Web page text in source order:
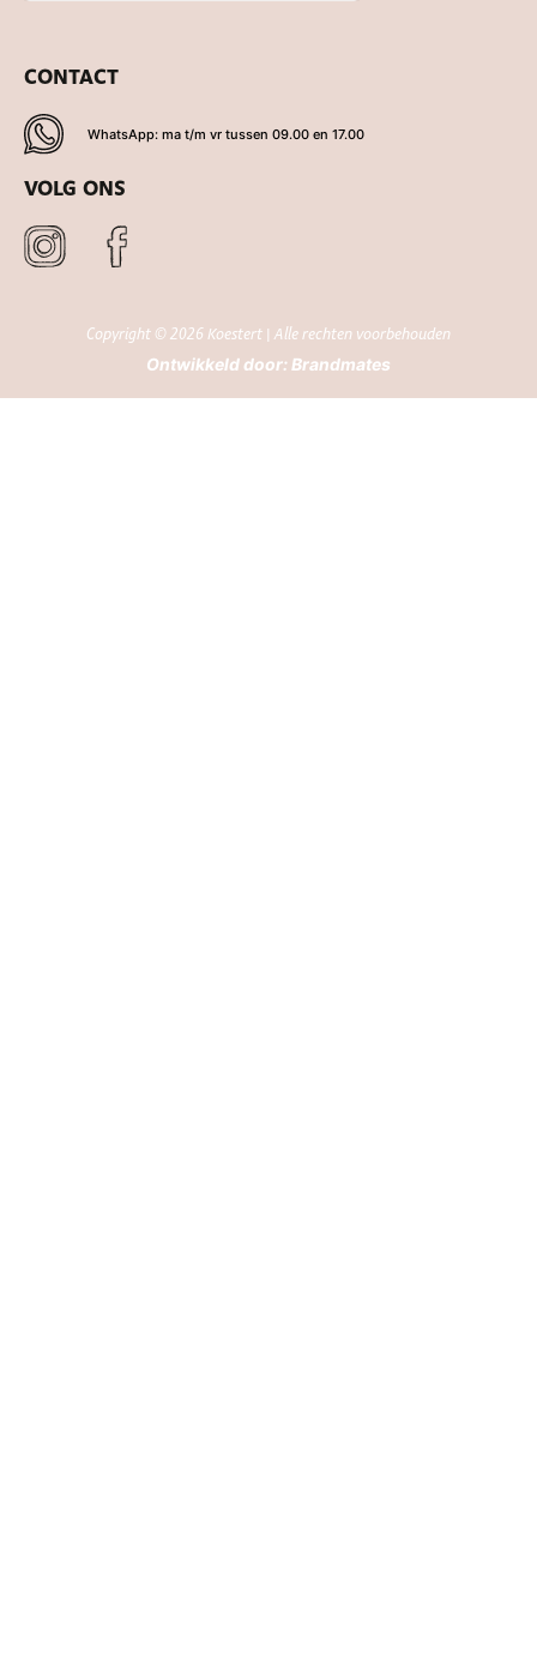
CONTACT
WhatsApp: ma t/m vr tussen 09.00 en 17.00
VOLG ONS
Copyright © 2026 Koestert | Alle rechten voorbehouden
Ontwikkeld door: Brandmates